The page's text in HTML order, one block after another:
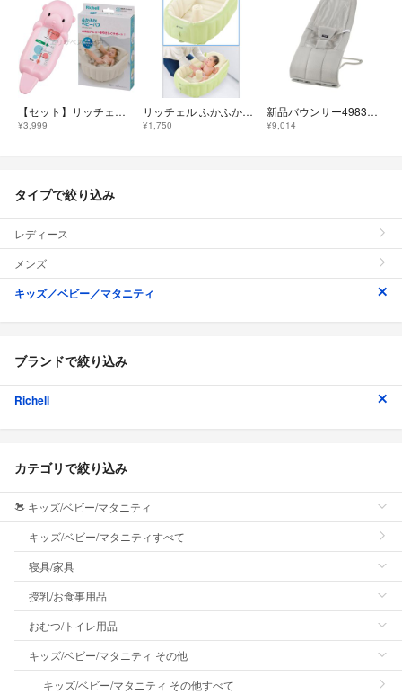
【セット】リッチェル ふかふか ベビーバス + タニタ 湯温計 赤ちゃん 沐浴
¥3,999
リッチェル ふかふかベビーバスW グリーン おまけ付き
¥1,750
新品バウンサー498351-24ヶ月折畳ライトグレー
¥9,014
タイプで絞り込み
レディース
メンズ
キッズ／ベビー／マタニティ
ブランドで絞り込み
Richell
カテゴリで絞り込み
キッズ/ベビー/マタニティ
キッズ/ベビー/マタニティすべて
寝具/家具
授乳/お食事用品
おむつ/トイレ用品
キッズ/ベビー/マタニティ その他
キッズ/ベビー/マタニティ その他すべて